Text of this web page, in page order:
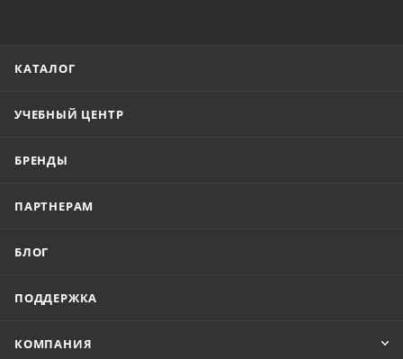
КАТАЛОГ
УЧЕБНЫЙ ЦЕНТР
БРЕНДЫ
ПАРТНЕРАМ
БЛОГ
ПОДДЕРЖКА
КОМПАНИЯ